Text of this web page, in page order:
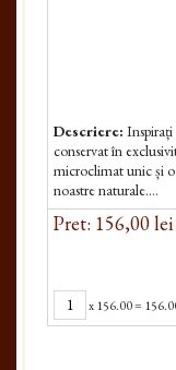
Descriere:
conservat în
microclimat unic și
noastre naturale....
Pret: 156,00 lei
x156.00=